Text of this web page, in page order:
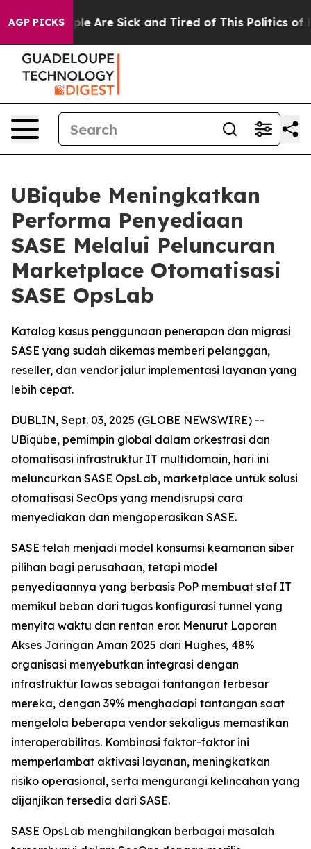
AGP PICKS
“People Are Sick and Tired of This Politics of
UBiqube Meningkatkan
Performa Penyediaan
SASE Melalui Peluncuran
Marketplace Otomatisasi
SASE OpsLab
Katalog kasus penggunaan penerapan dan migrasi
SASE yang sudah dikemas memberi pelanggan,
reseller, dan vendor jalur implementasi layanan yang
lebih cepat.
DUBLIN, Sept. 03, 2025 (GLOBE NEWSWIRE) --
UBiqube, pemimpin global dalam orkestrasi dan
otomatisasi infrastruktur IT multidomain, hari ini
meluncurkan SASE OpsLab, marketplace untuk solusi
otomatisasi SecOps yang mendisrupsi cara
menyediakan dan mengoperasikan SASE.
SASE telah menjadi model konsumsi keamanan siber
pilihan bagi perusahaan, tetapi model
penyediaannya yang berbasis PoP membuat staf IT
memikul beban dari tugas konfigurasi tunnel yang
menyita waktu dan rentan eror. Menurut Laporan
Akses Jaringan Aman 2025 dari Hughes, 48%
organisasi menyebutkan integrasi dengan
infrastruktur lawas sebagai tantangan terbesar
mereka, dengan 39% menghadapi tantangan saat
mengelola beberapa vendor sekaligus memastikan
interoperabilitas. Kombinasi faktor-faktor ini
memperlambat aktivasi layanan, meningkatkan
risiko operasional, serta mengurangi kelincahan yang
dijanjikan tersedia dari SASE.
SASE OpsLab menghilangkan berbagai masalah